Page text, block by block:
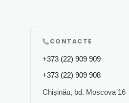
CONTACTE
+373 (22) 909 909
+373 (22) 909 908
Chișinău, bd. Moscova 16